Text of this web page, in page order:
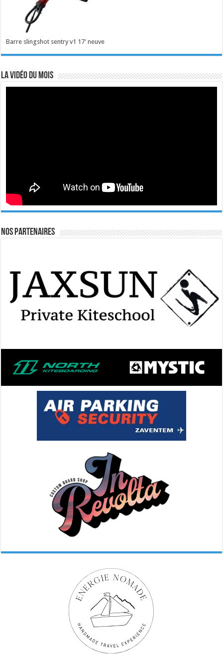
Barre slingshot sentry v1 17' neuve
La vidéo du mois
Nos Partenaires